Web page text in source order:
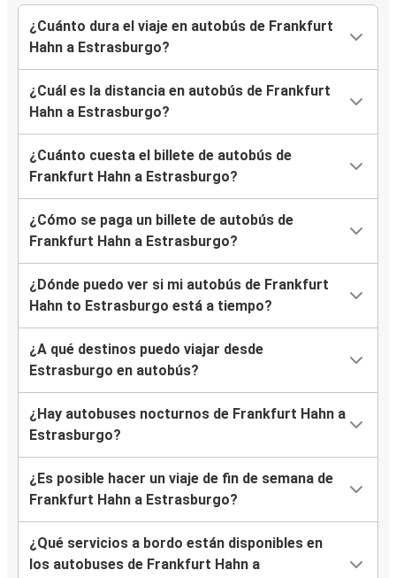
¿Cuánto dura el viaje en autobús de Frankfurt
Hahn a Estrasburgo?
¿Cuál es la distancia en autobús de Frankfurt
Hahn a Estrasburgo?
¿Cuánto cuesta el billete de autobús de
Frankfurt Hahn a Estrasburgo?
¿Cómo se paga un billete de autobús de
Frankfurt Hahn a Estrasburgo?
¿Dónde puedo ver si mi autobús de Frankfurt
Hahn to Estrasburgo está a tiempo?
¿A qué destinos puedo viajar desde
Estrasburgo en autobús?
¿Hay autobuses nocturnos de Frankfurt Hahn a
Estrasburgo?
¿Es posible hacer un viaje de fin de semana de
Frankfurt Hahn a Estrasburgo?
¿Qué servicios a bordo están disponibles en
los autobuses de Frankfurt Hahn a